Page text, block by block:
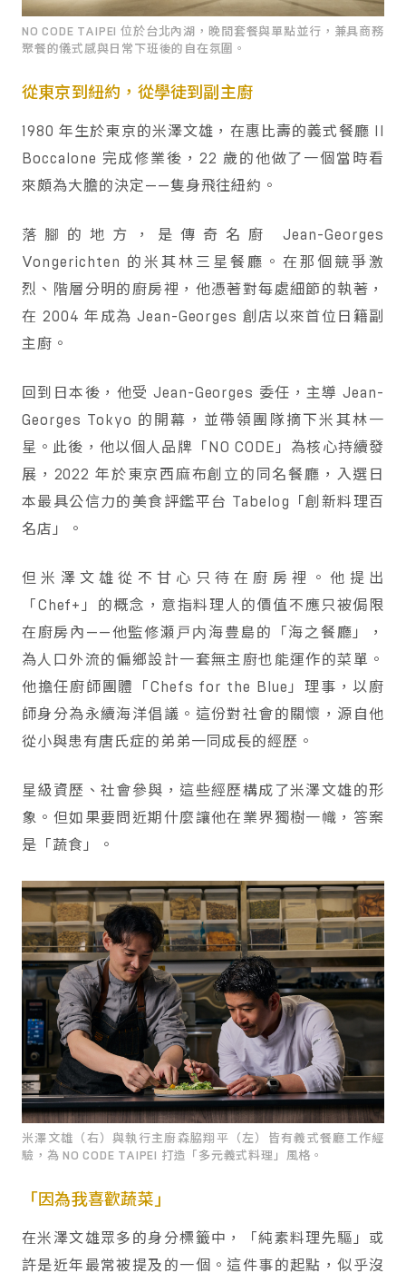
NO CODE TAIPEI 位於台北內湖，晚間套餐與單點並行，兼具商務
聚餐的儀式感與日常下班後的自在氛圍。
從東京到紐約，從學徒到副主廚
1980 年生於東京的米澤文雄，在惠比壽的義式餐廳 Il
Boccalone 完成修業後，22 歲的他做了一個當時看
來頗為大膽的決定——隻身飛往紐約。
落腳的地方，是傳奇名廚 Jean-Georges
Vongerichten 的米其林三星餐廳。在那個競爭激
烈、階層分明的廚房裡，他憑著對每處細節的執著，
在 2004 年成為 Jean-Georges 創店以來首位日籍副
主廚。
回到日本後，他受 Jean-Georges 委任，主導 Jean-
Georges Tokyo 的開幕，並帶領團隊摘下米其林一
星。此後，他以個人品牌「NO CODE」為核心持續發
展，2022 年於東京西麻布創立的同名餐廳，入選日
本最具公信力的美食評鑑平台 Tabelog「創新料理百
名店」。
但米澤文雄從不甘心只待在廚房裡。他提出
「Chef+」的概念，意指料理人的價值不應只被侷限
在廚房內——他監修瀬戸内海豊島的「海之餐廳」，
為人口外流的偏鄉設計一套無主廚也能運作的菜單。
他擔任廚師團體「Chefs for the Blue」理事，以廚
師身分為永續海洋倡議。這份對社會的關懷，源自他
從小與患有唐氏症的弟弟一同成長的經歷。
星級資歷、社會參與，這些經歷構成了米澤文雄的形
象。但如果要問近期什麼讓他在業界獨樹一幟，答案
是「蔬食」。
米澤文雄（右）與執行主廚森脇翔平（左）皆有義式餐廳工作經
驗，為 NO CODE TAIPEI 打造「多元義式料理」風格。
「因為我喜歡蔬菜」
在米澤文雄眾多的身分標籤中，「純素料理先驅」或
許是近年最常被提及的一個。這件事的起點，似乎沒